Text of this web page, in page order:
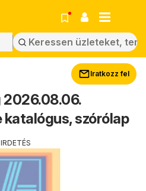
Iratkozz fel
2026.08.06.
katalógus, szórólap